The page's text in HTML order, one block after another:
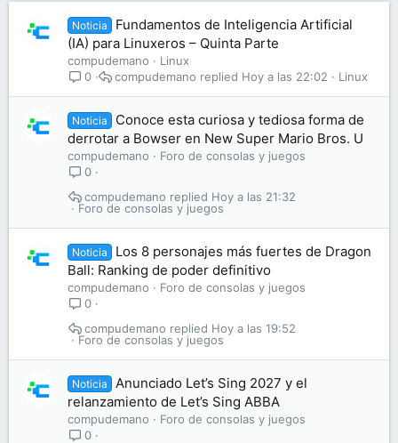
Noticia
Fundamentos de Inteligencia Artificial
(IA) para Linuxeros – Quinta Parte
compudemano
Linux
0
Linux
Hoy a las 22:02
compudemano
Noticia
Conoce esta curiosa y tediosa forma de
derrotar a Bowser en New Super Mario Bros. U
compudemano
Foro de consolas y juegos
0
Foro de consolas y juegos
Hoy a las 21:32
compudemano
Noticia
Los 8 personajes más fuertes de Dragon
Ball: Ranking de poder definitivo
compudemano
Foro de consolas y juegos
0
Foro de consolas y juegos
Hoy a las 19:52
compudemano
Noticia
Anunciado Let’s Sing 2027 y el
relanzamiento de Let’s Sing ABBA
compudemano
Foro de consolas y juegos
0